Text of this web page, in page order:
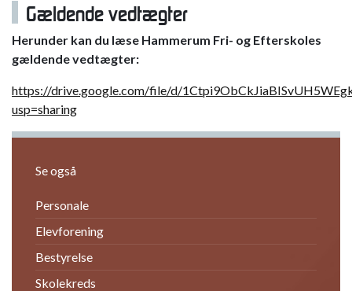
Gældende vedtægter
Herunder kan du læse Hammerum Fri- og Efterskoles
gældende vedtægter:
https://drive.google.com/file/d/
usp=sharing
Se også
Personale
Elevforening
Bestyrelse
Skolekreds